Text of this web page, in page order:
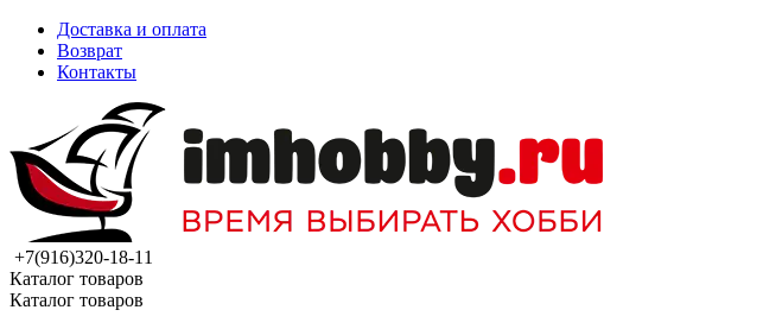
Доставка и оплата
Возврат
Контакты
+7(916)320-18-11
Каталог товаров
Каталог товаров